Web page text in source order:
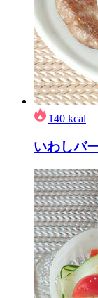
140 kcal
いわしバ